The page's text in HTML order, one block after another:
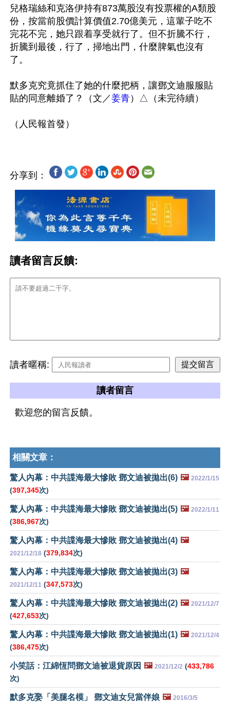
兒格瑞絲和克洛伊持有873萬股沒有投票權的A類股
份，按當前股價計算價值2.70億美元，這輩子吃不
完花不完，她只跟着享受就行了。但不折騰不行，
折騰到最後，行了，掃地出門，什麼脾氣也沒有
了。
默多克究竟抓住了她的什麼把柄，讓鄧文迪服服貼
貼的同意離婚了？（文／姜青）△（未完待續）
分享到：
讀者留言反饋:
讀者暱稱:
讀者留言
歡迎您的留言反饋。
相關文章：
驚人內幕：中共諜海最大慘敗 鄧文迪被拋出(6) 🖼️ 2022/1/15
(397,345次)
驚人內幕：中共諜海最大慘敗 鄧文迪被拋出(5) 🖼️ 2022/1/11
(386,967次)
驚人內幕：中共諜海最大慘敗 鄧文迪被拋出(4) 🖼️
2021/12/18 (379,834次)
驚人內幕：中共諜海最大慘敗 鄧文迪被拋出(3) 🖼️
2021/12/11 (347,573次)
驚人內幕：中共諜海最大慘敗 鄧文迪被拋出(2) 🖼️ 2021/12/7
(427,653次)
驚人內幕：中共諜海最大慘敗 鄧文迪被拋出(1) 🖼️ 2021/12/4
(386,475次)
小笑話：江綿恆問鄧文迪被退貨原因 🖼️ 2021/12/2 (433,786
次)
默多克娶「美腿名模」 鄧文迪女兒當伴娘 🖼️ 2016/3/5